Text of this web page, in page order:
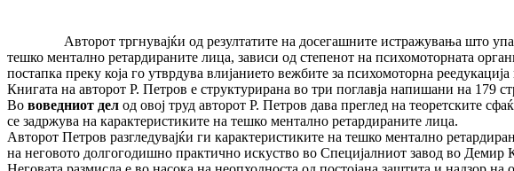
Авторот тргнувајќи од резултатите на досегашните истражувања што
тешко ментално ретардираните лица, зависи од степенот на психомоторната
постапка преку која го утврдува влијанието вежбите за психомоторна
Книгата на авторот Р. Петров е структурирана во три поглавја напишани на 179
Во воведниот дел од овој труд авторот Р. Петров дава преглед на теоретските
се задржува на карактеристиките на тешко ментално ретардираните лица.
Авторот Петров разгледувајќи ги карактеристиките на тешко ментално
на неговото долгогодишно практично искуство во Специјалниот завод во Демир